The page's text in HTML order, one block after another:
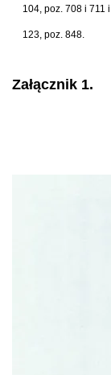
104, poz. 708 i 711
123, poz. 848.
Załącznik 1.